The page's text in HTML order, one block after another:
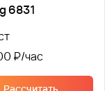
6831
₽